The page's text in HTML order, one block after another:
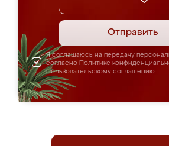
Отправить
Я соглашаюсь на передачу
согласно Политике
Пользовательскому соглашению